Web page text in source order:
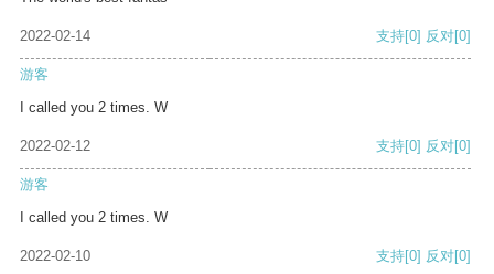
2022-02-14 支持[0] 反对[0]
游客
I called you 2 times. W
2022-02-12 支持[0] 反对[0]
游客
I called you 2 times. W
2022-02-10 支持[0] 反对[0]